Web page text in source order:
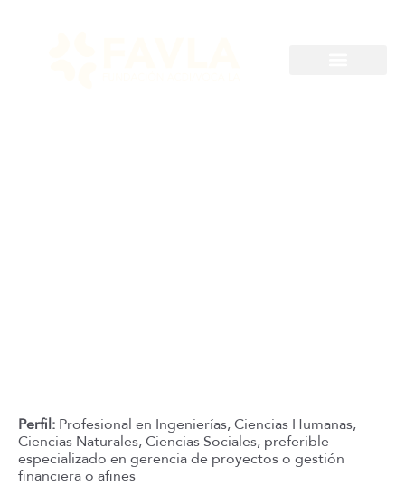
Perfil: Profesional en Ingenierías, Ciencias Humanas,
Ciencias Naturales, Ciencias Sociales, preferible
especializado en gerencia de proyectos o gestión
financiera o afines